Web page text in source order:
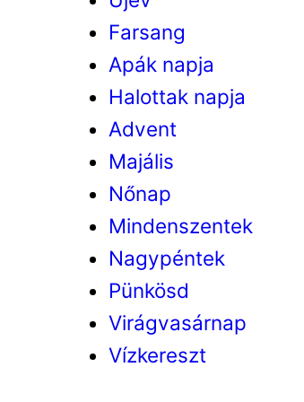
Farsang
Apák napja
Halottak napja
Advent
Majális
Nőnap
Mindenszentek
Nagypéntek
Pünkösd
Virágvasárnap
Vízkereszt